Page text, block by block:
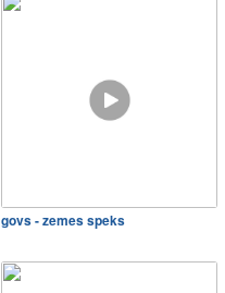
govs - zemes speks